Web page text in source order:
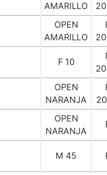
AMARILLO
OPEN
AMARILLO
F 10
OPEN
NARANJA
OPEN
NARANJA
M 45